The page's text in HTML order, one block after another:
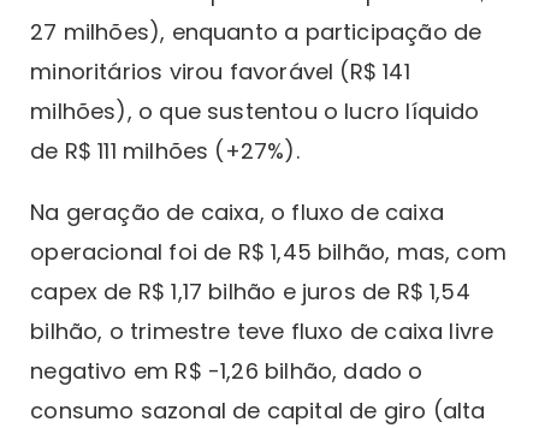
27 milhões), enquanto a participação de
minoritários virou favorável (R$ 141
milhões), o que sustentou o lucro líquido
de R$ 111 milhões (+27%).
Na geração de caixa, o fluxo de caixa
operacional foi de R$ 1,45 bilhão, mas, com
capex de R$ 1,17 bilhão e juros de R$ 1,54
bilhão, o trimestre teve fluxo de caixa livre
negativo em R$ -1,26 bilhão, dado o
consumo sazonal de capital de giro (alta